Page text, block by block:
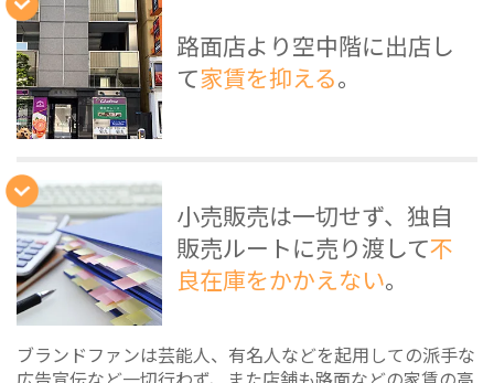
路面店より空中階に出店し
て家賃を抑える。
小売販売は一切せず、独自
販売ルートに売り渡して不
良在庫をかかえない。
ブランドファンは芸能人、有名人などを起用しての派手な